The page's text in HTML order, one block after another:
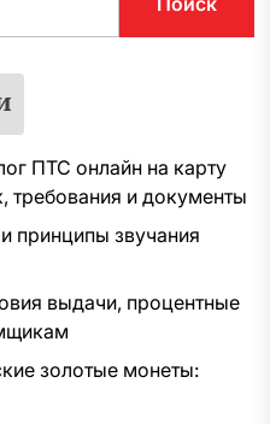
ПТС онлайн на карту
требования и документы
принципы звучания
выдачи, процентные
золотые монеты: